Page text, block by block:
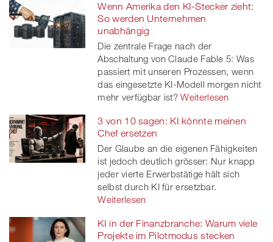
Wenn Amerika den KI-Stecker zieht:
So werden Unternehmen
unabhängig
Die zentrale Frage nach der
Abschaltung von Claude Fable 5: Was
passiert mit unseren Prozessen, wenn
das eingesetzte KI-Modell morgen nicht
mehr verfügbar ist? Weiterlesen
3 von 10 sagen: KI könnte meinen
Chef ersetzen
Der Glaube an die eigenen Fähigkeiten
ist jedoch deutlich grösser: Nur knapp
jeder vierte Erwerbstätige hält sich
selbst durch KI für ersetzbar.
Weiterlesen
KI in der Finanzbranche: Warum viele
Projekte im Pilotmodus stecken